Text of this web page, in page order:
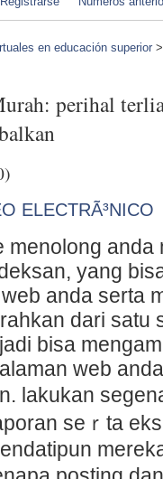
en educación superior
perihal
ELECTRÃ³NICO
menolong anda
yang
anda serta
dari satu
bisa
web
lakukan
seｒta